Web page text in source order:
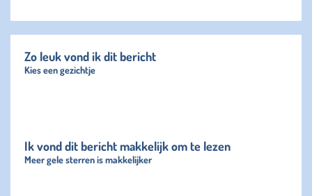
Zo leuk vond ik dit bericht
Kies een gezichtje
Ik vond dit bericht makkelijk om te lezen
Meer gele sterren is makkelijker